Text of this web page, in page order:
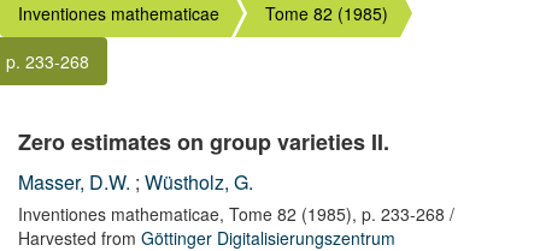
Inventiones mathematicae
Tome 82 (1985)
p. 233-268
Zero estimates on group varieties II.
Masser, D.W. ; Wüstholz, G.
Inventiones mathematicae, Tome 82 (1985), p. 233-268 /
Harvested from Göttinger Digitalisierungszentrum